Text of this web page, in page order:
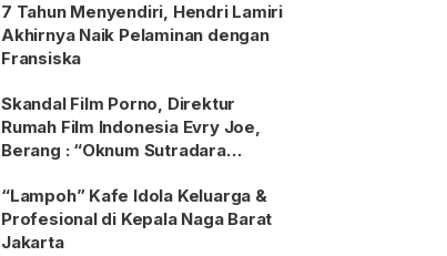
7 Tahun Menyendiri, Hendri Lamiri
Akhirnya Naik Pelaminan dengan
Fransiska
Skandal Film Porno, Direktur
Rumah Film Indonesia Evry Joe,
Berang : “Oknum Sutradara
“Lampoh” Kafe Idola Keluarga &
Profesional di Kepala Naga Barat
Jakarta